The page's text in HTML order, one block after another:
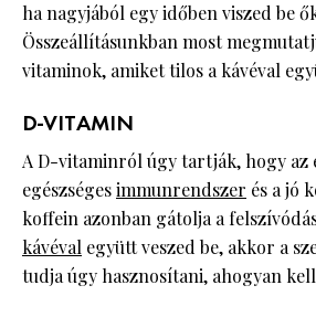
ha nagyjából egy időben viszed be
Összeállításunkban most
vitaminok, amiket tilos a kávéval
D-VITAMIN
A D-vitaminról úgy tartják, hogy az
egészségesimmunrendszer és a jó
koffein azonban gátolja a
kávéval együtt veszed be, akkor a
tudja úgy hasznosítani, ahogyan